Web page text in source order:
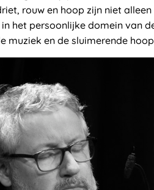
rouw en hoop zijn niet
het persoonlijke domein van
muziek en de sluimerende